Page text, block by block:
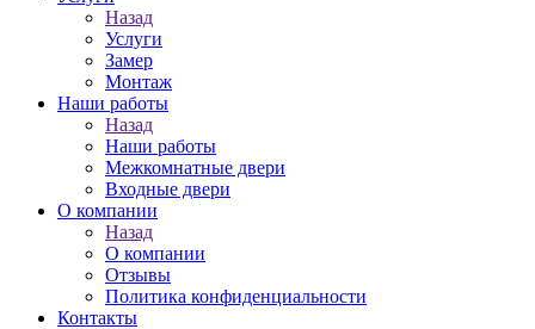
Назад
Услуги
Замер
Монтаж
Наши работы
Назад
Наши работы
Межкомнатные двери
Входные двери
О компании
Назад
О компании
Отзывы
Политика конфиденциальности
Контакты